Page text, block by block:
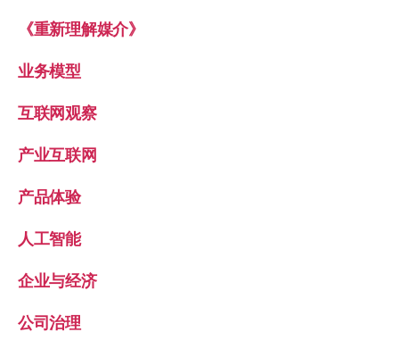
《重新理解媒介》
业务模型
互联网观察
产业互联网
产品体验
人工智能
企业与经济
公司治理